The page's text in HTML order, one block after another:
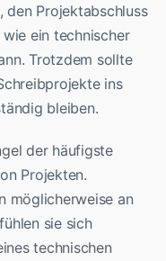
den Projektabschluss
ein technischer
Trotzdem sollte
ins
bleiben.
der häufigste
Projekten.
möglicherweise an
sie sich
technischen